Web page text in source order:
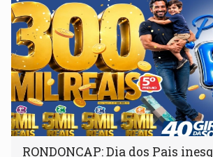
RONDONCAP: Dia dos Pais